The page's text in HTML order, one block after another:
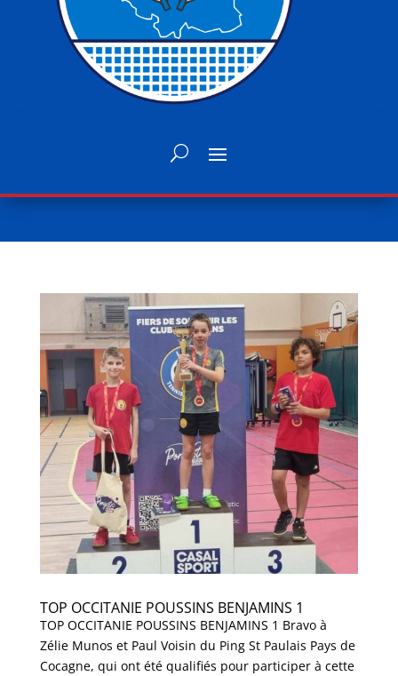
TOP OCCITANIE POUSSINS BENJAMINS 1
TOP OCCITANIE POUSSINS BENJAMINS 1 Bravo à
Zélie Munos et Paul Voisin du Ping St Paulais Pays de
Cocagne, qui ont été qualifiés pour participer à cette